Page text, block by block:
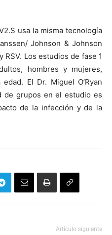
usa la misma tecnología
Johnson & Johnson
RSV. Los estudios de fase 1
hombres y mujeres,
El Dr. Miguel O’Ryan
de grupos en el estudio es
de la infección y de la
Artículo siguiente